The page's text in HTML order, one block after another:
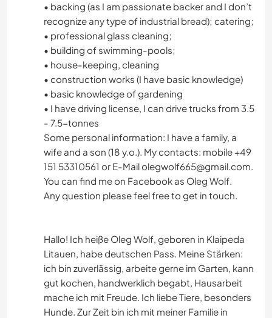
• backing (as I am passionate backer and I don’t
recognize any type of industrial bread); catering;
• professional glass cleaning;
• building of swimming-pools;
• house-keeping, cleaning
• construction works (I have basic knowledge)
• basic knowledge of gardening
• I have driving license, I can drive trucks from 3.5
- 7.5-tonnes
Some personal information: I have a family, a
wife and a son (18 y.o.). My contacts: mobile +49
151 53310561 or E-Mailolegwolf665@gmail.com.
You can find me on Facebook as Oleg Wolf.
Any question please feel free to get in touch.
Hallo! Ich heiße Oleg Wolf, geboren in Klaipeda
Litauen, habe deutschen Pass. Meine Stärken:
ich bin zuverlässig, arbeite gerne im Garten, kann
gut kochen, handwerklich begabt, Hausarbeit
mache ich mit Freude. Ich liebe Tiere, besonders
Hunde. Zur Zeit bin ich mit meiner Familie in